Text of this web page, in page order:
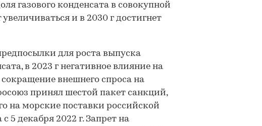
газового конденсата в совокупной
и в 2030 г достигнет
для роста выпуска
в 2023 г негативное влияние на
внешнего спроса на
принял шестой пакет санкций,
на морские поставки российской
5 декабря 2022 г. Запрет на